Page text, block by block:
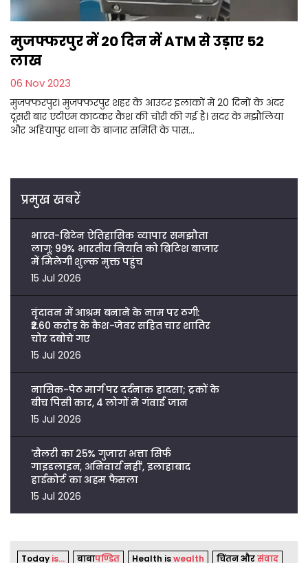
मुजफ्फरपुर में 20 दिन में ATM से उड़ाए 52
लाख
06 Nov 2023
मुजफ्फरपुर। मुजफ्फरपुर शहर के आउटर इलाकों में 20 दिनों के अंदर
दूसरी बार एटीएम काटकर कैश की चोरी की गई है। सदर के मझौलिया
और अहियापुर थाना के बाजार समिति के पास...
प्रमुख खबरें
भारत-ब्रिटेन ऐतिहासिक व्यापार समझौता
लागू: 99% भारतीय निर्यात को ब्रिटिश बाजार
में मिलेगी शुल्क मुक्त पहुंच
15 Jul 2026
वृंदावन में आश्रम बनाने के नाम पर ठगी:
₹2.60 करोड़ के कैश-जेवर सहित चार शातिर
चोर दबोचे गए
15 Jul 2026
नासिक-पेठ मार्ग पर दर्दनाक हादसा; ट्रकों के
बीच पिसी कार, 4 लोगों ने गंवाई जान
15 Jul 2026
'सैलरी का 25% गुजारा भत्ता सिर्फ
गाइडलाइन, अनिवार्य नहीं', इलाहाबाद
हाईकोर्ट का अहम फैसला
15 Jul 2026
Today is... बाबापण्डित Health iswealth चिंतन औरसंवाद